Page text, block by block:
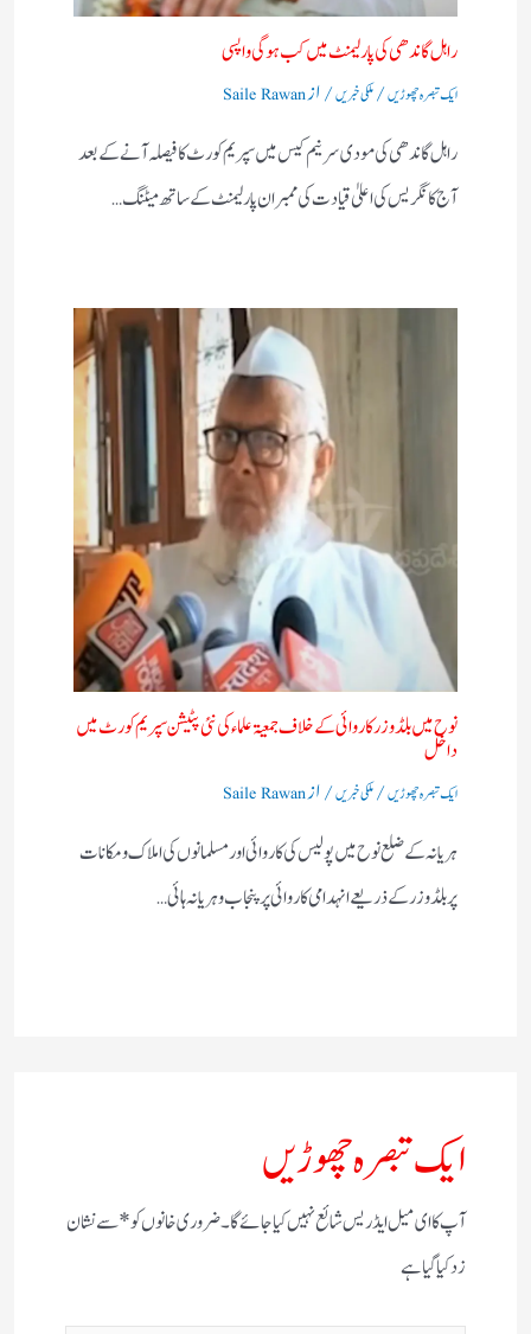
راہل گاندھی کی پارلیمنٹ میں کب ہوگی واپسی
ایک تبصرہ چھوڑیں/ملکی خبریں/ ازSaile Rawan
راہل گاندھی کی مودی سرنیم کیس میں سپریم کورٹ کا فیصلہ آنے کے بعد
آج کانگریس کی اعلیٰ قیادت کی ممبران پارلیمنٹ کے ساتھ میٹنگ…
نوح میں بلڈوزر کاروائی کے خلاف جمعیۃ علماء کی نئی پٹیشن سپریم کورٹ میں
داخل
ایک تبصرہ چھوڑیں/ملکی خبریں/ ازSaile Rawan
ہریانہ کے ضلع نوح میں پولیس کی کاروائی اور مسلمانوں کی املاک و مکانات
پر بلڈوزر کے ذریعے انہدامی کاروائی پر پنجاب و ہریانہ ہائی…
ایک تبصرہ چھوڑیں
آپ کا ای میل ایڈریس شائع نہیں کیا جائے گا۔ضروری خانوں کو*سے نشان
زد کیا گیا ہے